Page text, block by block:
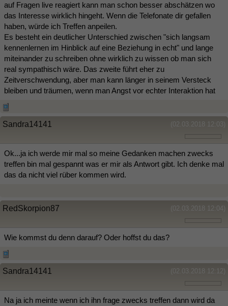
auf Fragen live reagiert kann man schon besser abschätzen wo
das Interesse wirklich hingeht. Wenn die Telefonate dir gefallen
haben, würde ich Treffen anpeilen.
Es besteht ein deutlicher Unterschied zwischen "sich langsam
kennenlernen im Hinblick auf eine Beziehung in echt" und lange
miteinander zu schreiben ohne wirklich zu wissen ob man sich
real sympathisch wäre. Das zweite führt eher zu
Zeitverschwendung, aber man kann länger in seinem Versteck
bleiben und träumen, wenn man Angst vor echter Interaktion hat
(02.03.2018 12:03)
Sandra14141
Ok...ja ich werde mir mal so meine Gedanken machen zwecks
treffen bin mal gespannt was er mir als Antwort gibt. Ich denke mal
das da nicht viel rüber kommen wird.
(02.03.2018 12:04)
RedSkorpion87
Wie kommst du denn darauf? Oder hoffst du das?
(02.03.2018 12:12)
Sandra14141
Na ja ich meinte wenn ich ihn frage zwecks treffen dann wird da